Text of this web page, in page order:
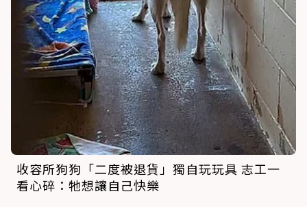
收容所狗狗「二度被退貨」獨自玩玩具 志工一
看心碎：牠想讓自己快樂